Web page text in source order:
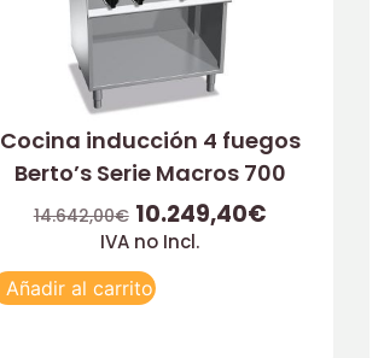
Cocina inducción 4 fuegos
Berto’s Serie Macros 700
14.642,00€ 10.249,40€
IVA no Incl.
Añadir al carrito